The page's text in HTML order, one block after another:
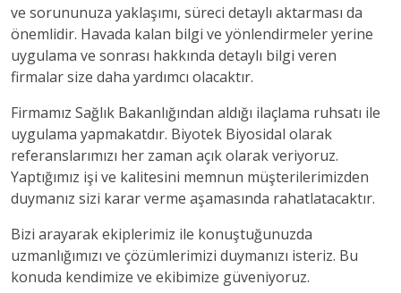
ve sorununuza yaklaşımı, süreci detaylı aktarması da
önemlidir. Havada kalan bilgi ve yönlendirmeler yerine
uygulama ve sonrası hakkında detaylı bilgi veren
firmalar size daha yardımcı olacaktır.
Firmamız Sağlık Bakanlığından aldığı ilaçlama ruhsatı ile
uygulama yapmakatdır. Biyotek Biyosidal olarak
referanslarımızı her zaman açık olarak veriyoruz.
Yaptığımız işi ve kalitesini memnun müşterilerimizden
duymanız sizi karar verme aşamasında rahatlatacaktır.
Bizi arayarak ekiplerimiz ile konuştuğunuzda
uzmanlığımızı ve çözümlerimizi duymanızı isteriz. Bu
konuda kendimize ve ekibimize güveniyoruz.